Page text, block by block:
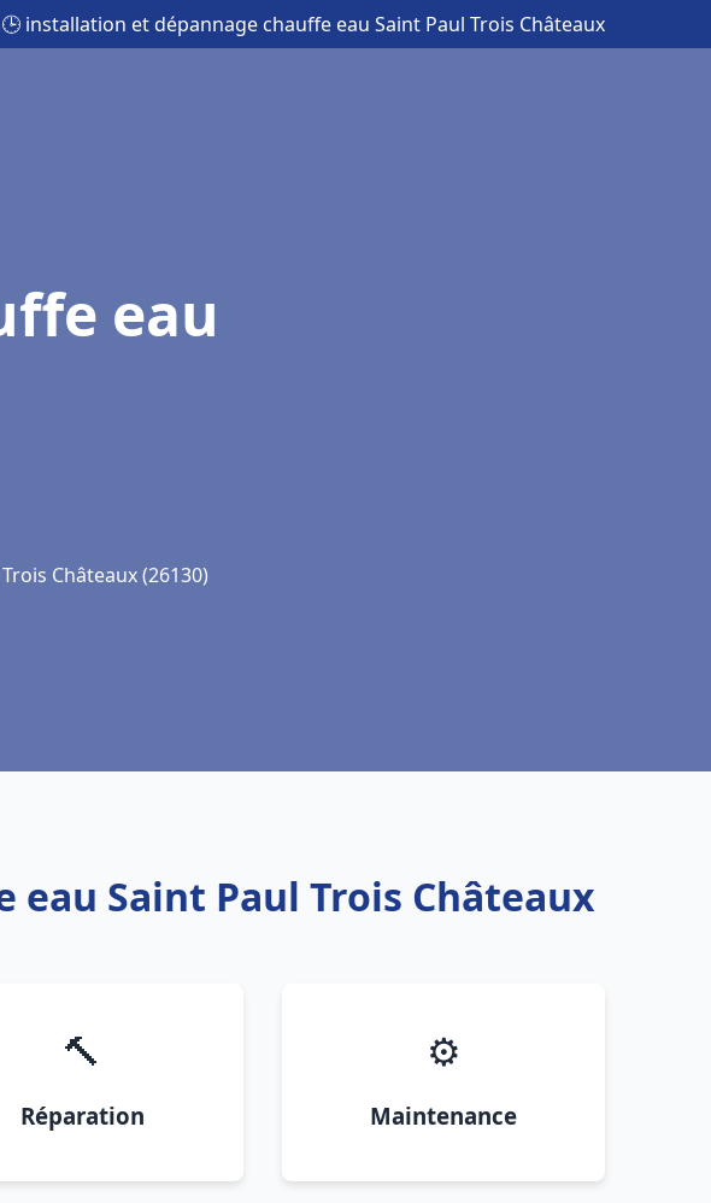
🕒 installation et dépannage chauffe eau Saint Paul Trois Châteaux
eau
Châteaux (26130)
Saint Paul Trois Châteaux
🔨
Réparation
⚙️
Maintenance